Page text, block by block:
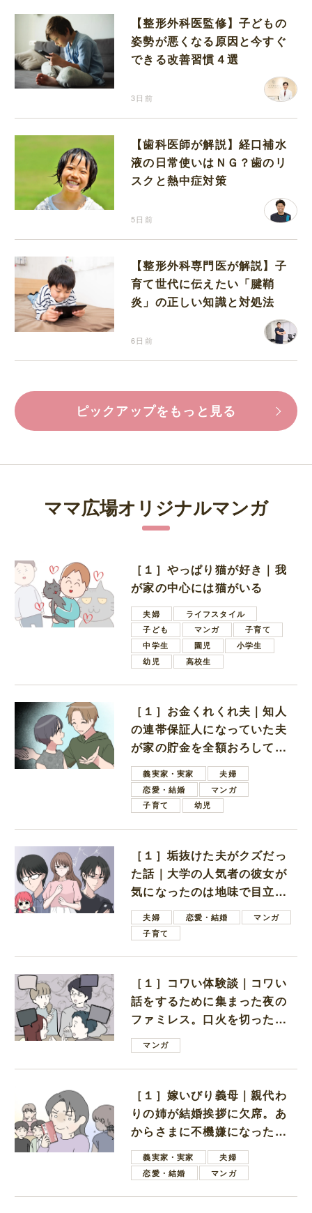
【整形外科医監修】子どもの
姿勢が悪くなる原因と今すぐ
できる改善習慣４選
3日前
【歯科医師が解説】経口補水
液の日常使いはＮＧ？歯のリ
スクと熱中症対策
5日前
【整形外科専門医が解説】子
育て世代に伝えたい「腱鞘
炎」の正しい知識と対処法
6日前
ピックアップをもっと見る
ママ広場オリジナルマンガ
［１］やっぱり猫が好き｜我
が家の中心には猫がいる
夫婦
ライフスタイル
子ども
マンガ
子育て
中学生
園児
小学生
幼児
高校生
［１］お金くれくれ夫｜知人
の連帯保証人になっていた夫
が家の貯金を全額おろしてほ
しいと言ってきた
義実家・実家
夫婦
恋愛・結婚
マンガ
子育て
幼児
［１］垢抜けた夫がクズだっ
た話｜大学の人気者の彼女が
気になったのは地味で目立た
ない男子学生
夫婦 恋愛・結婚
マンガ
子育て
［１］コワい体験談｜コワい
話をするために集まった夜の
ファミレス。口火を切ったの
は電車好きの男の子ママ
マンガ
［１］嫁いびり義母｜親代わ
りの姉が結婚挨拶に欠席。あ
からさまに不機嫌になった義
母義実家・実家
夫婦
恋愛・結婚
マンガ